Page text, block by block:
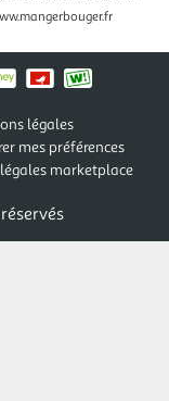
légales
mes préférences
marketplace